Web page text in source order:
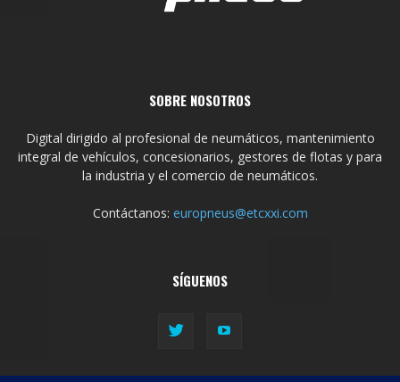
SOBRE NOSOTROS
Digital dirigido al profesional de neumáticos, mantenimiento
integral de vehículos, concesionarios, gestores de flotas y para
la industria y el comercio de neumáticos.
Contáctanos: europneus@etcxxi.com
SÍGUENOS